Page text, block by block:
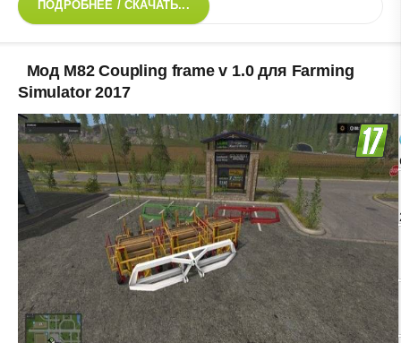
ПОДРОБНЕЕ / СКАЧАТЬ...
Мод M82 Coupling frame v 1.0 для Farming
Simulator 2017